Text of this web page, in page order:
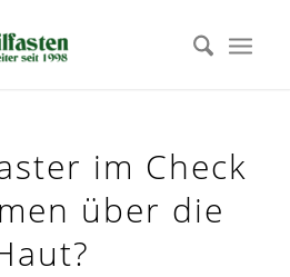
im Check
über die